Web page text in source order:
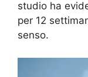
studio ha
per 12
senso.